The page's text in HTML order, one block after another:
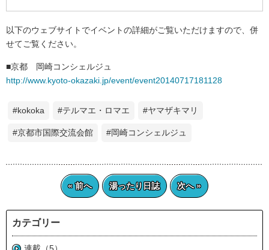
以下のウェブサイトでイベントの詳細がご覧いただけますので、併
せてご覧ください。
■京都 岡崎コンシェルジュ
http://www.kyoto-okazaki.jp/event/event20140717181128
#kokoka #テルマエ・ロマエ #ヤマザキマリ
#京都市国際交流会館 #岡崎コンシェルジュ
« 前へ 湯ったり日誌 次へ »
カテゴリー